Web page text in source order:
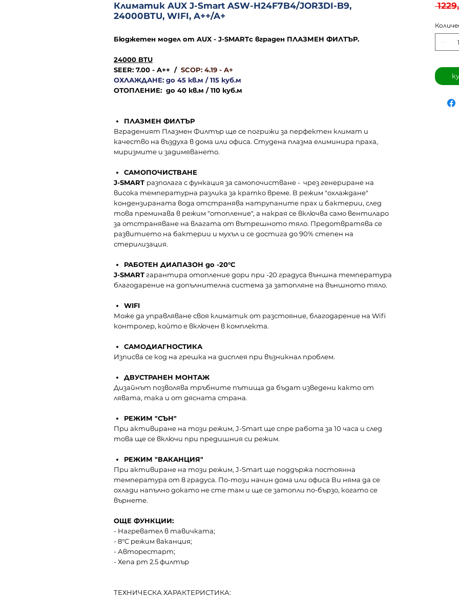
Климатик AUX J-Smart ASW-H24F7B4/JOR3DI-B9,
24000BTU, WIFI, A++/A+
Бюджетен модел от AUX - J-SMARTс вграден ПЛАЗМЕН ФИЛТЪР.
24000 BTU
SEER: 7.00 - A++ / SCOP: 4.19 - A+
ОХЛАЖДАНЕ: до 45 кв.м / 115 куб.м
ОТОПЛЕНИЕ: до 40 кв.м / 110 куб.м
ПЛАЗМЕН ФИЛТЪР
Вграденият Плазмен Филтър ще се погрижи за перфектен климат и
качество на въздуха в дома или офиса. Студена плазма елиминира праха,
миризмите и задимяването.
САМОПОЧИСТВАНЕ
J-SMART разполага с функация за самопочистване - чрез генериране на
висока температурна разлика за кратко време. В режим "охлаждане"
кондензираната вода отстранява натрупаните прах и бактерии, след
това преминава в режим "отопление", а накрая се включва само вентиларо
за отстраняване на влагата от вътрешното тяло. Предотвратява се
развитието на бактерии и мухъл и се достига до 90% степен на
стерилизация.
РАБОТЕН ДИАПАЗОН до -20°C
J-SMARTгарантира отопление дори при -20 градуса външна температура
благодарение на допълнителна система за затопляне на външното тяло.
WIFI
Може да управляване своя климатик от разстояние, благодарение на Wifi
контролер, който е включен в комплекта.
САМОДИАГНОСТИКА
Изписва се код на грешка на дисплея при възникнал проблем.
ДВУСТРАНЕН МОНТАЖ
Дизайнът позволява тръбните пътища да бъдат изведени както от
лявата, така и от дясната страна.
РЕЖИМ "СЪН"
При активиране на този режим, J-Smart ще спре работа за 10 часа и след
това ще се включи при предишния си режим.
РЕЖИМ "ВАКАНЦИЯ"
При активиране на този режим, J-Smart ще поддържа постоянна
температура от 8 градуса. По-този начин дома или офиса Ви няма да се
охлади напълно докато не сте там и ще се затопли по-бързо, когато се
върнете.
ОЩЕ ФУНКЦИИ:
- Нагревател в тавичката;
- 8°C режим ваканция;
- Авторестарт;
- Хепа pm 2.5 филтър
ТЕХНИЧЕСКА ХАРАКТЕРИСТИКА: